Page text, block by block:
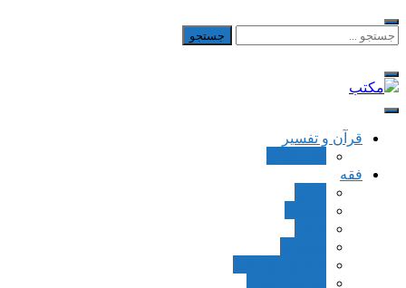
Skip
to
جستجو
قرآن و تفسیر
فقه